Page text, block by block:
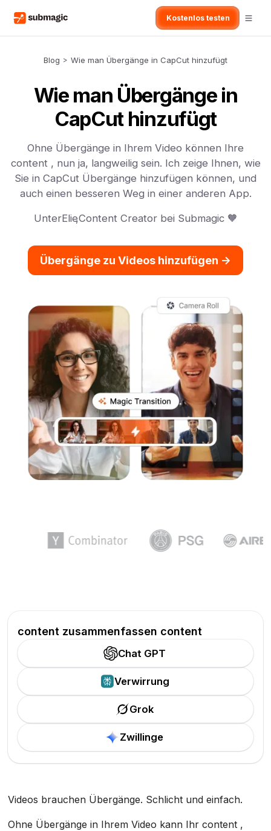
Kostenlos testen
Blog > Wie man Übergänge in CapCut hinzufügt
Wie man Übergänge in
CapCut hinzufügt
Ohne Übergänge in Ihrem Video können Ihre
content , nun ja, langweilig sein. Ich zeige Ihnen, wie
Sie in CapCut Übergänge hinzufügen können, und
auch einen besseren Weg in einer anderen App.
UnterElie,Content Creator bei Submagic 🧡
Übergänge zu Videos hinzufügen ->
content zusammenfassen content
Chat GPT
Verwirrung
Grok
Zwillinge
Videos brauchen Übergänge. Schlicht und einfach.
Ohne Übergänge in Ihrem Video kann Ihr content ,